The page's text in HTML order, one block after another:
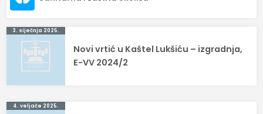
Navigacija
objava
3. siječnja 2025.
Novi vrtić u Kaštel Lukšiću – izgradnja,
E-VV 2024/2
4. veljače 2025.